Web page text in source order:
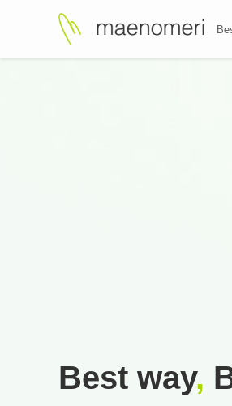
Best way,